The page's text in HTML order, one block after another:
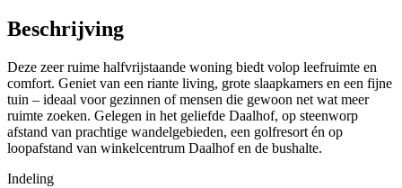
Beschrijving
Deze zeer ruime halfvrijstaande woning biedt volop leefruimte en
comfort. Geniet van een riante living, grote slaapkamers en een fijne
tuin – ideaal voor gezinnen of mensen die gewoon net wat meer
ruimte zoeken. Gelegen in het geliefde Daalhof, op steenworp
afstand van prachtige wandelgebieden, een golfresort én op
loopafstand van winkelcentrum Daalhof en de bushalte.
Indeling